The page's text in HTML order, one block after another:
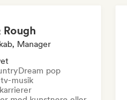
Rough
Manager
Dream pop
musik